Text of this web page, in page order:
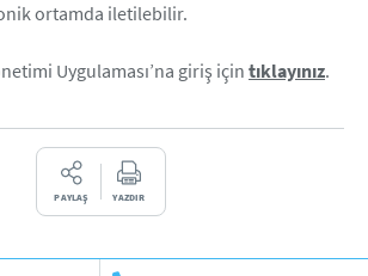
ortamda iletilebilir.
Uygulaması’na giriş için tıklayınız.
PAYLAŞ YAZDIR